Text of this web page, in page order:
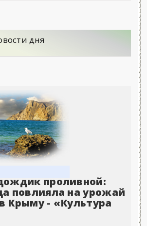
дня
проливной:
повлияла на урожай
Крыму - «Культура